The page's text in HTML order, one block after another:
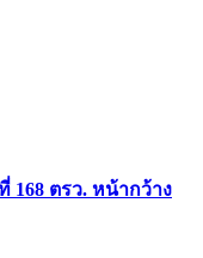
168 ตรว. หน้ากว้าง